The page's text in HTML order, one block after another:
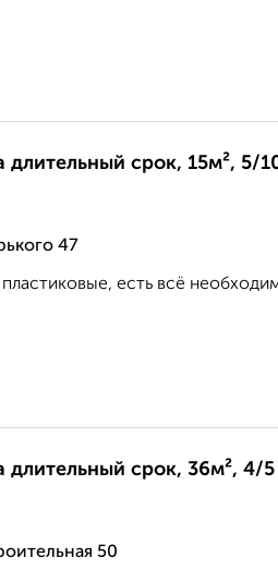
длительный срок, 15м², 5/
47
пластиковые, есть всё
длительный срок, 36м², 4/
50